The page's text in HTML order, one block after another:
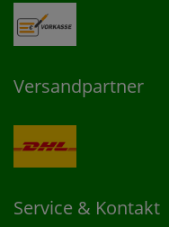
Versandpartner
Service & Kontakt